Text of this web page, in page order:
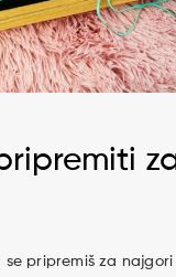
se pripremiš za